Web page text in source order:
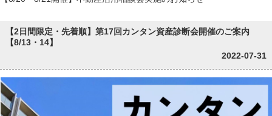
【2日間限定・先着順】第17回カンタン資産診断会開催のご案内
【8/13・14】
2022-07-31